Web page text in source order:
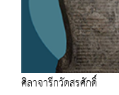
ศิลาจารึกวัดสรศักดิ์